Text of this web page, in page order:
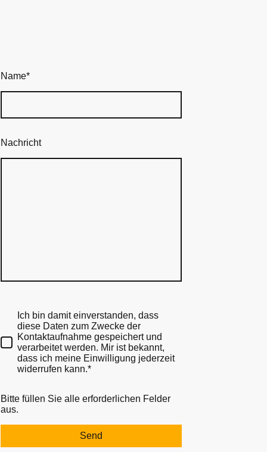
Name*
Nachricht
Ich bin damit einverstanden, dass
diese Daten zum Zwecke der
Kontaktaufnahme gespeichert und
verarbeitet werden. Mir ist bekannt,
dass ich meine Einwilligung jederzeit
widerrufen kann.*
Bitte füllen Sie alle erforderlichen Felder
aus.
Send